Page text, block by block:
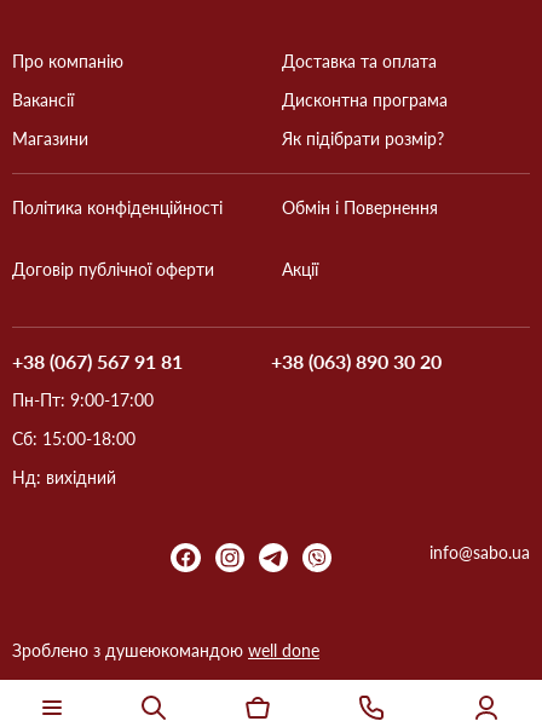
Про компанію
Вакансії
Магазини
Доставка та оплата
Дисконтна програма
Як підібрати розмір?
Політика конфіденційності
Договір публічної оферти
Обмін і Повернення
Акції
+38 (067) 567 91 81 +38 (063) 890 30 20
Пн-Пт: 9:00-17:00
Сб: 15:00-18:00
Нд: вихідний
info@sabo.ua
Зроблено з душеюкомандою well done